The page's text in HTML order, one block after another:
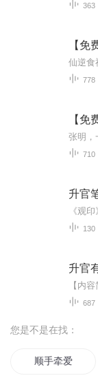
363
778
710
升官
130
升官
687
您是不是在找：
顺手牵爱